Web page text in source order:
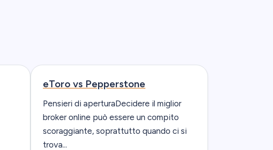
eToro vs Pepperstone
Pensieri di aperturaDecidere il miglior
broker online può essere un compito
scoraggiante, soprattutto quando ci si
trova...